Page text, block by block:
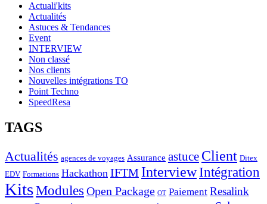
Actuali'kits
Actualités
Astuces & Tendances
Event
INTERVIEW
Non classé
Nos clients
Nouvelles intégrations TO
Point Techno
SpeedResa
TAGS
Actualités agences de voyages Assurance astuce Client Ditex
EDV Formations Hackathon IFTM InterviewIntégration
KitsModules Open Package OT Paiement Resalink